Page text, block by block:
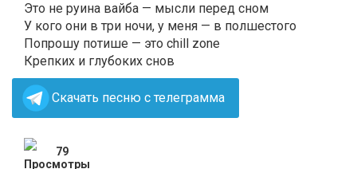
Это не руина вайба — мысли перед сном
У кого они в три ночи, у меня — в полшестого
Попрошу потише — это chill zone
Крепких и глубоких снов
Скачать песню с телеграмма
79